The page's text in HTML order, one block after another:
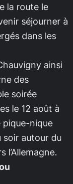
la route le
séjourner à
dans les
ainsi
des
soirée
le 12 août à
pique-nique
soir autour du
l’Allemagne.